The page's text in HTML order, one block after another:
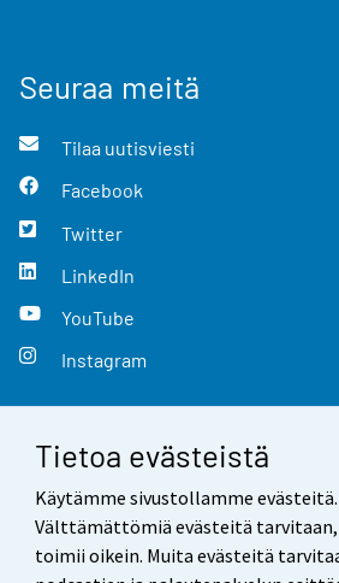
Tietoa evästeistä
Käytämme sivustollamme evästeitä.
Välttämättömiä evästeitä
toimii oikein. Muita evästeitä
Seuraa meitä
Tilaa uutisviesti
Facebook
Twitter
LinkedIn
YouTube
Instagram
Yhteystiedot
Palaute
Käyttöehdot